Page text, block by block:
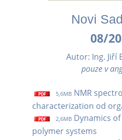
Novi
08/
Autor: Ing. Jiří
pouze v
5,6MB NMR
characterization od
2,6MB Dynamics
polymer systems